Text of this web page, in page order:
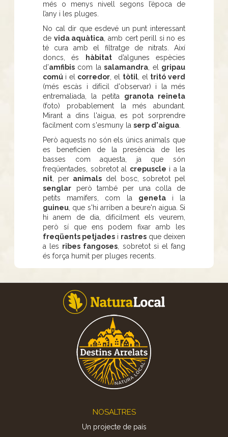
més o menys nivell segons l’època de
l’any i les pluges.
No cal dir que esdevé un punt interessant
de vida aquàtica , amb cert perill si no es
té cura amb el filtratge de nitrats. Així
doncs, és
hàbitatd’algunes espècies
d’amfibis com lasalamandra , el gripau
comú i el corredor , el tòtil, el tritó verd
(més escàs i difícil d'observar) i la més
entremaliada, la petita granota reineta
(foto) probablement la més abundant.
Mirant a dins l'aigua, es pot sorprendre
fàcilment com s'esmuny la serp d'aigua
Però aquests no són els únics animals que
es beneficien de la presència de les
basses com aquesta, ja que són
freqüentades, sobretot al crepuscle i a la
nit , per animals del bosc, sobretot pel
senglar però també per una colla de
petits mamífers, com la genetai la
guineu , que s'hi arriben a beure'n aigua. Si
hi anem de dia, difícilment els veurem,
però sí que ens podem fixar amb les
freqüents petjades i rastres que deixen
a les ribes fangoses , sobretot si el fang
és força humit per pluges recents.
NOSALTRES
Un projecte de país